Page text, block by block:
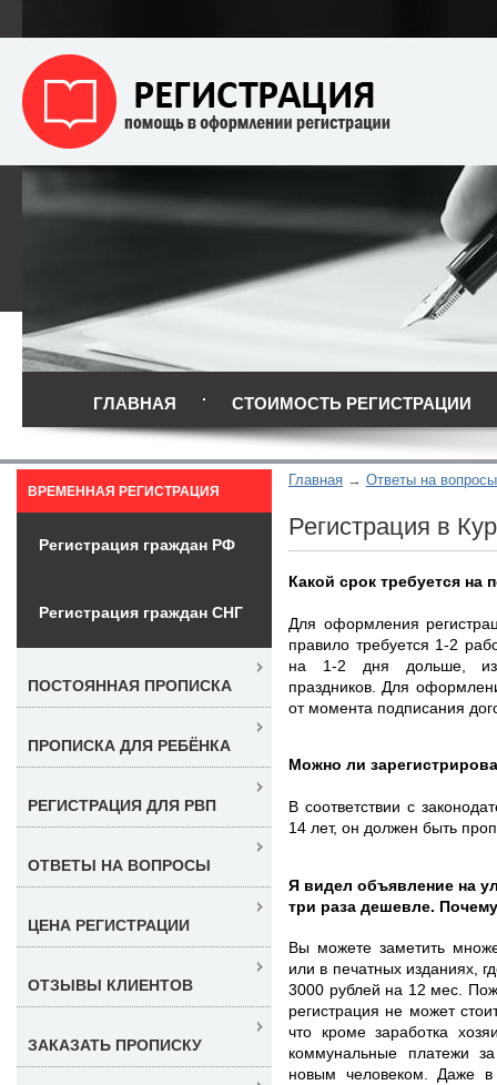
ГЛАВНАЯ СТОИМОСТЬ РЕГИСТРАЦИИ
Главная Ответы на
Регистрация в
Какой срок требуется на
Для оформления
правило требуется 1-2
на 1-2 дня дольше, из-
праздников. Для
от момента подписания
Можно ли
В соответствии с
14 лет, он должен быть
Я видел объявление на
три раза дешевле.
Вы можете заметить
или в печатных изданиях,
3000 рублей на 12 мес.
регистрация не может
что кроме заработка
коммунальные платежи
новым человеком. Даже в
ВРЕМЕННАЯ РЕГИСТРАЦИЯ
Регистрация граждан РФ
Регистрация граждан СНГ
ПОСТОЯННАЯ ПРОПИСКА
ПРОПИСКА ДЛЯ РЕБЁНКА
РЕГИСТРАЦИЯ ДЛЯ РВП
ОТВЕТЫ НА ВОПРОСЫ
ЦЕНА РЕГИСТРАЦИИ
ОТЗЫВЫ КЛИЕНТОВ
ЗАКАЗАТЬ ПРОПИСКУ